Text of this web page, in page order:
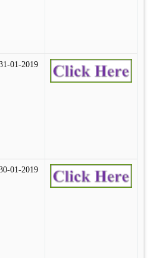
01-2019
01-2019